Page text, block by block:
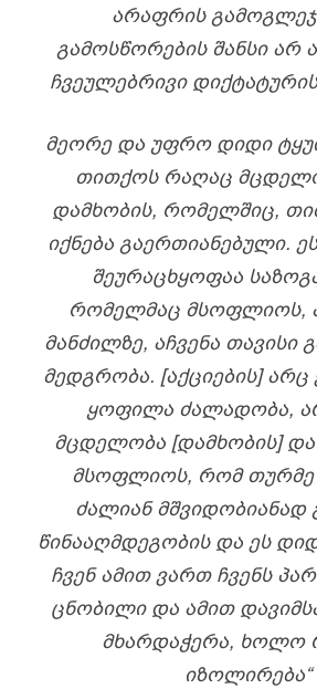
ᲐᲠᲐᲤᲠᲘᲡ
ᲒᲐᲛᲝᲡᲬᲝᲠᲔᲑᲘᲡ ᲨᲐᲜᲡᲘ ᲐᲠ
ᲩᲕᲔᲣᲚᲔᲑᲠᲘᲕᲘ
ᲛᲔᲝᲠᲔ ᲓᲐ ᲣᲤᲠᲝ ᲓᲘᲓᲘ
ᲗᲘᲗᲥᲝᲡ ᲠᲐᲦᲐᲪ
ᲓᲐᲛᲮᲝᲑᲘᲡ, ᲠᲝᲛᲔᲚᲨᲘᲪ,
ᲘᲥᲜᲔᲑᲐ ᲒᲐᲔᲠᲗᲘᲐᲜᲔᲑᲣᲚᲘ.
ᲨᲔᲣᲠᲐᲪᲮᲧᲝᲤᲐᲐ
ᲠᲝᲛᲔᲚᲛᲐᲪ ᲛᲡᲝᲤᲚᲘᲝᲡ,
ᲛᲐᲜᲫᲘᲚᲖᲔ, ᲐᲩᲕᲔᲜᲐ ᲗᲐᲕᲘᲡᲘ
ᲛᲔᲓᲒᲠᲝᲑᲐ. [ᲐᲥᲪᲘᲔᲑᲘᲡ]
ᲧᲝᲤᲘᲚᲐ ᲫᲐᲚᲐᲓᲝᲑᲐ,
ᲛᲪᲓᲔᲚᲝᲑᲐ [ᲓᲐᲛᲮᲝᲑᲘᲡ] ᲓᲐ
ᲛᲡᲝᲤᲚᲘᲝᲡ, ᲠᲝᲛ ᲗᲣᲠᲛᲔ
ᲫᲐᲚᲘᲐᲜ ᲛᲨᲕᲘᲓᲝᲑᲘᲐᲜᲐᲓ
ᲬᲘᲜᲐᲐᲦᲛᲓᲔᲒᲝᲑᲘᲡ ᲓᲐ ᲔᲡ
ᲩᲕᲔᲜ ᲐᲛᲘᲗ ᲕᲐᲠᲗ ᲩᲕᲔᲜᲡ
ᲪᲜᲝᲑᲘᲚᲘ ᲓᲐ ᲐᲛᲘᲗ
ᲛᲮᲐᲠᲓᲐᲭᲔᲠᲐ, ᲮᲝᲚᲝ
ᲘᲖᲝᲚᲘᲠᲔᲑᲐ“